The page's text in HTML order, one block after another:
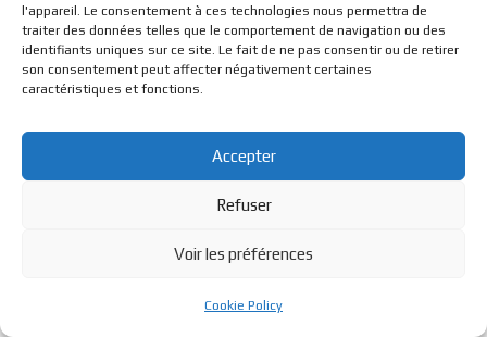
l'appareil. Le consentement à ces technologies nous permettra de
traiter des données telles que le comportement de navigation ou des
identifiants uniques sur ce site. Le fait de ne pas consentir ou de retirer
son consentement peut affecter négativement certaines
caractéristiques et fonctions.
Accepter
Refuser
Voir les préférences
Cookie Policy
© BL Optique - 22 Rue de la Cueille - 39170 Lavans Les St